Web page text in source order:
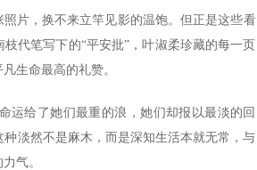
片，换不来立竿见影的温饱。但正是这些看
代笔写下的“平安批”，叶淑柔珍藏的每一页
生命最高的礼赞。
给了她们最重的浪，她们却报以最淡的回
淡然不是麻木，而是深知生活本就无常，与
气。